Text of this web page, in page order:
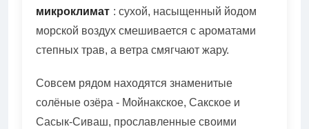
микроклимат : сухой, насыщенный йодом
морской воздух смешивается с ароматами
степных трав, а ветра смягчают жару.
Совсем рядом находятся знаменитые
солёные озёра - Мойнакское, Сакское и
Сасык-Сиваш, прославленные своими